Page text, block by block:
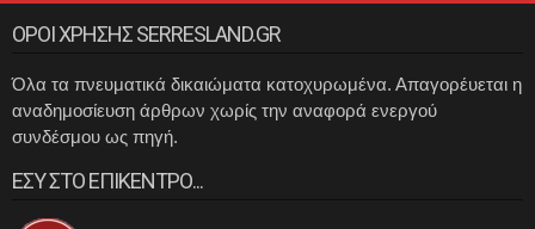
ΟΡΟΙ ΧΡΗΣΗΣ SERRESLAND.GR
Όλα τα πνευματικά δικαιώματα κατοχυρωμένα. Απαγορέυεται η
αναδημοσίευση άρθρων χωρίς την αναφορά ενεργού
συνδέσμου ως πηγή.
ΕΣΥ ΣΤΟ ΕΠΙΚΕΝΤΡΟ...